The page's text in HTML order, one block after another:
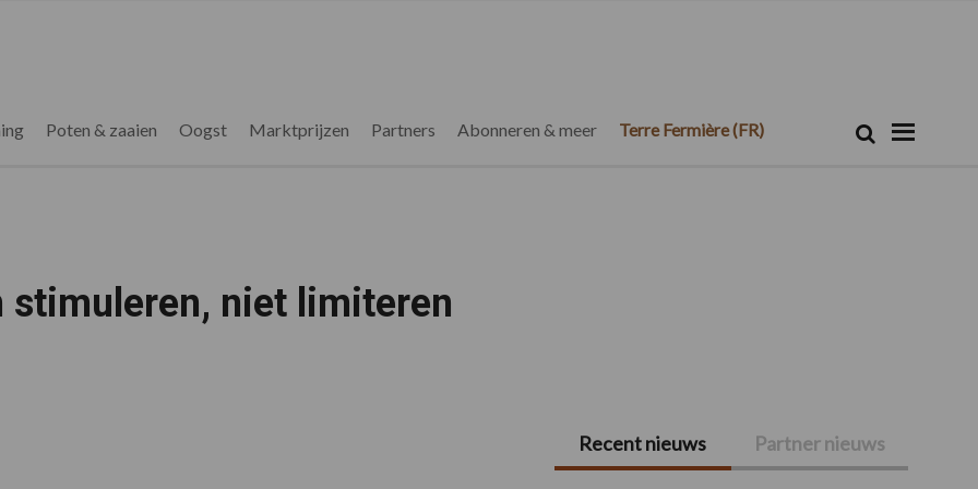
Poten & zaaien Oogst Marktprijzen Partners Abonneren & meer Terre Fermière (FR) Zoek
stimuleren, niet limiteren
Primaire
Recent nieuws Partner nieuws